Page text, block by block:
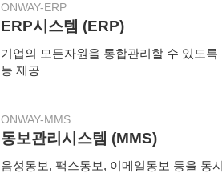
ONWAY-ERP
ERP시스템 (ERP)
기업의 모든자원을 통합관리할 수 있도
능 제공
ONWAY-MMS
동보관리시스템 (MMS)
음성동보, 팩스동보, 이메일동보 등을 동